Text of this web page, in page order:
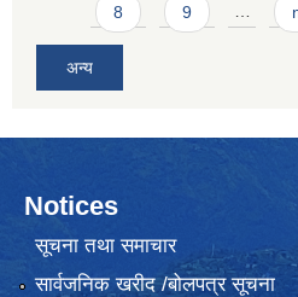
8 9 …
अन्य
Notices
सूचना तथा समाचार
सार्वजनिक खरीद /बोलपत्र सूचना